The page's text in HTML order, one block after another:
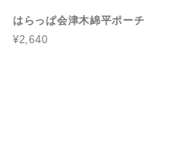
はらっぱ会津木綿平ポーチ
¥2,640